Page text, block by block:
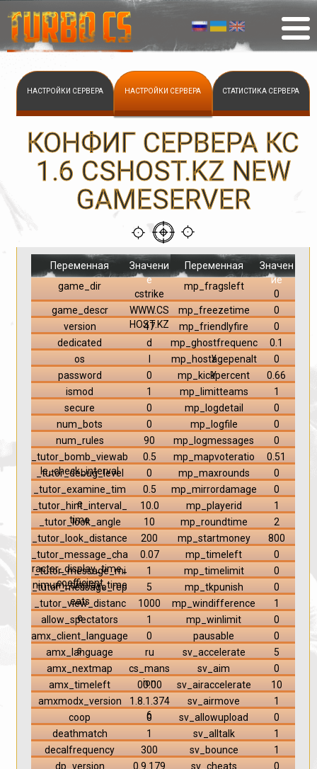
НАСТРОЙКИ СЕРВЕРА НАСТРОЙКИ СЕРВЕРА СТАТИСТИКА СЕРВЕРА
КОНФИГ СЕРВЕРА КС
1.6 CSHOST.KZ NEW
GAMESERVER
Переменная
Значени
е
game_dir
cstrike
game_descr
WWW.CS
HOST.KZ
version
47
dedicated
d
os
password
0
ismod
1
secure
0
num_bots
0
num_rules
90
_tutor_bomb_viewab
le_check_interval
0.5
_tutor_debug_level
0
_tutor_examine_tim
e
0.5
_tutor_hint_interval_
time
10.0
_tutor_look_angle
10
_tutor_look_distance
200
_tutor_message_cha
racter_display_time_
coefficient
0.07
_tutor_message_mi
nimum_display_time
1
_tutor_message_rep
eats
5
_tutor_view_distanc
e
1000
allow_spectators
1
amx_client_language
s
0
amx_language
ru
amx_nextmap
cs_mans
ion
amx_timeleft
00:00
amxmodx_version
1.8.1.374
6
coop
0
deathmatch
1
decalfrequency
300
dp_version
0.9.179
Переменная
Значен
ие
mp_fragsleft
0
mp_freezetime
0
mp_friendlyfire
0
mp_ghostfrequenc
y
0.1
mp_hostagepenalt
y
0
mp_kickpercent
0.66
mp_limitteams
1
mp_logdetail
0
mp_logfile
0
mp_logmessages
0
mp_mapvoteratio
0.51
mp_maxrounds
0
mp_mirrordamage
0
mp_playerid
1
mp_roundtime
2
mp_startmoney
800
mp_timeleft
0
mp_timelimit
0
mp_tkpunish
0
mp_windifference
1
mp_winlimit
0
pausable
0
sv_accelerate
5
sv_aim
0
sv_airaccelerate
10
sv_airmove
1
sv_allowupload
0
sv_alltalk
1
sv_bounce
1
sv_cheats
0